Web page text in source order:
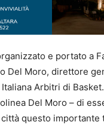
e portato a
Del Moro, direttore
Italiana Arbitri di
Del Moro – di
questo importante